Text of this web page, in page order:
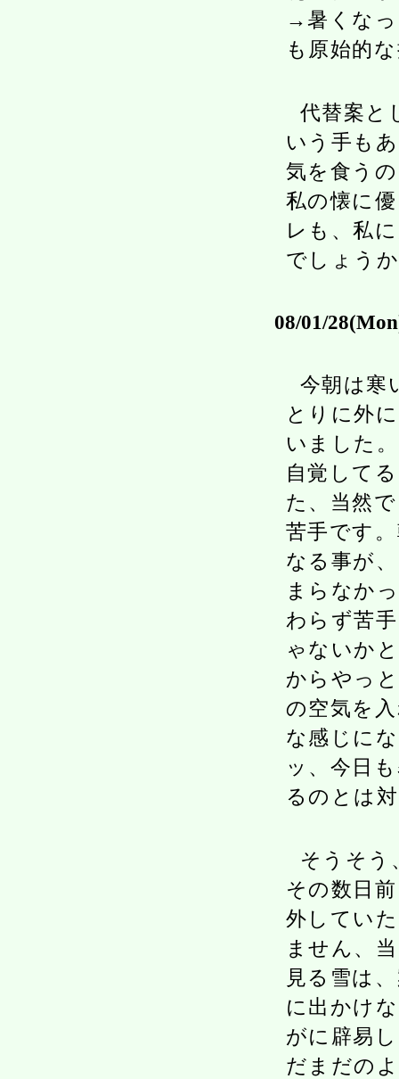
→暑くな
も原始的
代替案と
いう手も
気を食う
私の懐に
レも、私
でしょう
08/01/
今朝は寒
とりに外
いました
自覚して
た、当然
苦手です
なる事が
まらなか
わらず苦
ゃないか
からやっ
の空気を
な感じに
ッ、今日
るのとは
そうそう
その数日
外してい
ません、
見る雪は
に出かけ
がに辟易
だまだの